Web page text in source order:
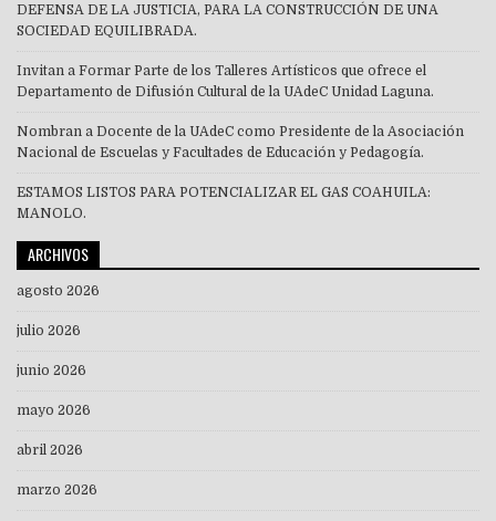
DEFENSA DE LA JUSTICIA, PARA LA CONSTRUCCIÓN DE UNA
SOCIEDAD EQUILIBRADA.
Invitan a Formar Parte de los Talleres Artísticos que ofrece el
Departamento de Difusión Cultural de la UAdeC Unidad Laguna.
Nombran a Docente de la UAdeC como Presidente de la Asociación
Nacional de Escuelas y Facultades de Educación y Pedagogía.
ESTAMOS LISTOS PARA POTENCIALIZAR EL GAS COAHUILA:
MANOLO.
ARCHIVOS
agosto 2026
julio 2026
junio 2026
mayo 2026
abril 2026
marzo 2026